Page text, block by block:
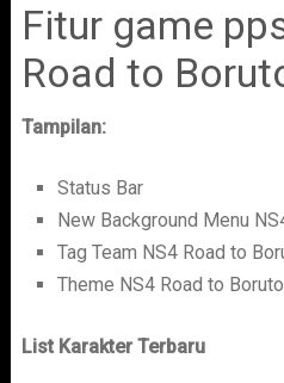
Fitur game
Road to
Tampilan:
Status Bar
New Background Menu
Tag Team NS4 Road to
Theme NS4 Road to Boruto
List Karakter Terbaru